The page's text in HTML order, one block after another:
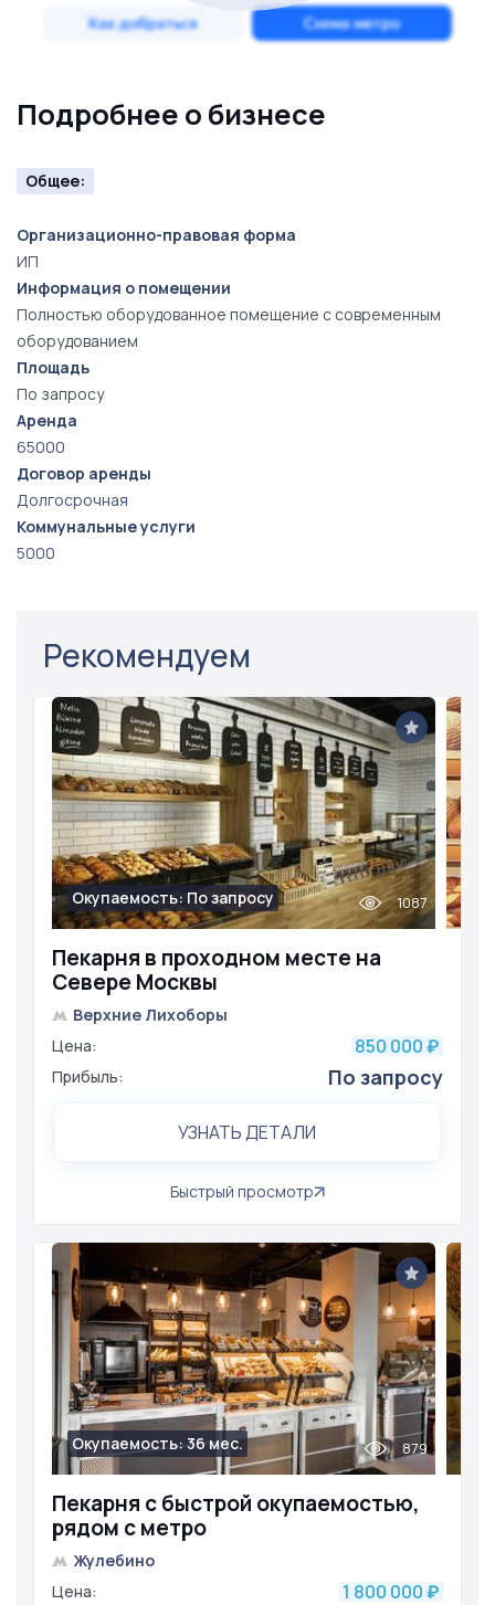
Подробнее о бизнесе
Общее:
Организационно-правовая форма
ИП
Информация о помещении
Полностью оборудованное помещение с современным
оборудованием
Площадь
По запросу
Аренда
65000
Договор аренды
Долгосрочная
Коммунальные услуги
5000
Рекомендуем
Пекарня в проходном месте на
Севере Москвы
Окупаемость: По запросу 1087
Верхние Лихоборы
Цена:
850 000 ₽
Прибыль: По запросу
УЗНАТЬ ДЕТАЛИ
Быстрый просмотр
Пекарня с быстрой окупаемостью,
рядом с метро
Окупаемость: 36 мес. 879
Жулебино
Цена:
1 800 000 ₽